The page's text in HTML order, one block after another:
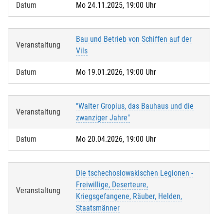
Datum Mo 24.11.2025, 19:00 Uhr
Veranstaltung
Bau und Betrieb von Schiffen auf der
Vils
Datum Mo 19.01.2026, 19:00 Uhr
Veranstaltung
"Walter Gropius, das Bauhaus und die
zwanziger Jahre"
Datum Mo 20.04.2026, 19:00 Uhr
Veranstaltung
Die tschechoslowakischen Legionen -
Freiwillige, Deserteure,
Kriegsgefangene, Räuber, Helden,
Staatsmänner